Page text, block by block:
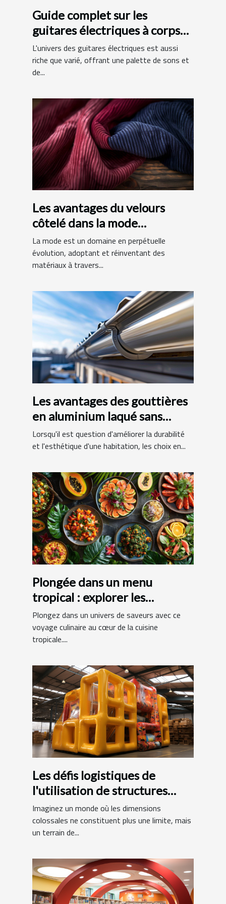
Guide complet sur les
guitares électriques à corps
en aulne et manche en érable
L'univers des guitares électriques est aussi
riche que varié, offrant une palette de sons et
de...
Les avantages du velours
côtelé dans la mode
contemporaine
La mode est un domaine en perpétuelle
évolution, adoptant et réinventant des
matériaux à travers...
Les avantages des gouttières
en aluminium laqué sans
raccords
Lorsqu'il est question d'améliorer la durabilité
et l'esthétique d'une habitation, les choix en...
Plongée dans un menu
tropical : explorer les
spécialités exotiques
Plongez dans un univers de saveurs avec ce
voyage culinaire au cœur de la cuisine
tropicale....
Les défis logistiques de
l'utilisation de structures
gonflables de grande taille
Imaginez un monde où les dimensions
colossales ne constituent plus une limite, mais
un terrain de...